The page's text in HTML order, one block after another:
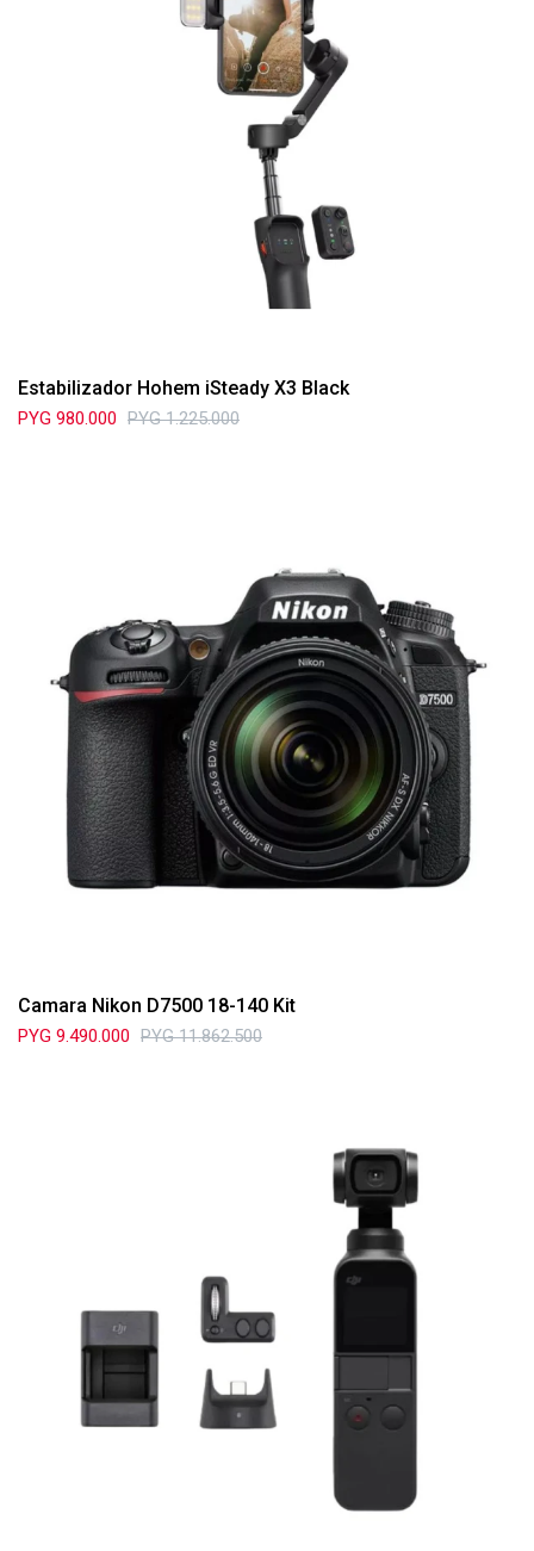
Estabilizador Hohem iSteady X3 Black
PYG 980.000 PYG 1.225.000
Camara Nikon D7500 18-140 Kit
PYG 9.490.000 PYG 11.862.500